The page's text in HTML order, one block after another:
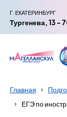
Г. ЕКАТЕРИНБУРГ
Тургенева, 13 -
Главная
ЕГЭ по